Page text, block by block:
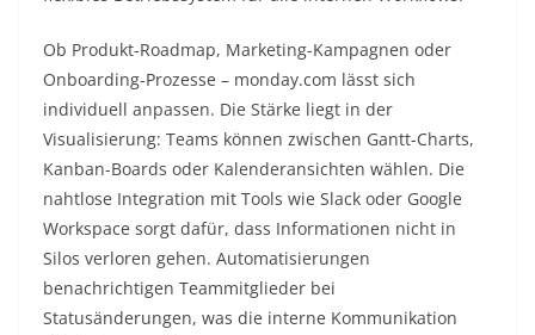
Ob Produkt-Roadmap, Marketing-Kampagnen oder
Onboarding-Prozesse – monday.com lässt sich
individuell anpassen. Die Stärke liegt in der
Visualisierung: Teams können zwischen Gantt-Charts,
Kanban-Boards oder Kalenderansichten wählen. Die
nahtlose Integration mit Tools wie Slack oder Google
Workspace sorgt dafür, dass Informationen nicht in
Silos verloren gehen. Automatisierungen
benachrichtigen Teammitglieder bei
Statusänderungen, was die interne Kommunikation